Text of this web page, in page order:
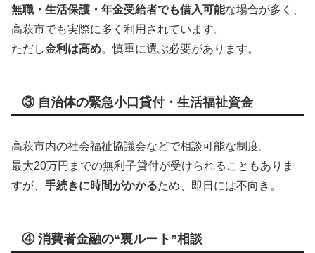
無職・生活保護・年金受給者でも借入可能な場合が多く、
高萩市でも実際に多く利用されています。
ただし金利は高め。慎重に選ぶ必要があります。
③ 自治体の緊急小口貸付・生活福祉資金
高萩市内の社会福祉協議会などで相談可能な制度。
最大20万円までの無利子貸付が受けられることもありま
すが、 手続きに時間がかかるため、即日には不向き。
④ 消費者金融の“裏ルート”相談